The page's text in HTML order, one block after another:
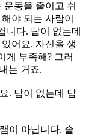
동을 줄이고 쉬
야 되는 사람이
니다. 답이 없는데
어요. 자신을 생
게 부족해? 그러
는 거죠.
. 답이 없는데 답
이 아닙니다. 솔